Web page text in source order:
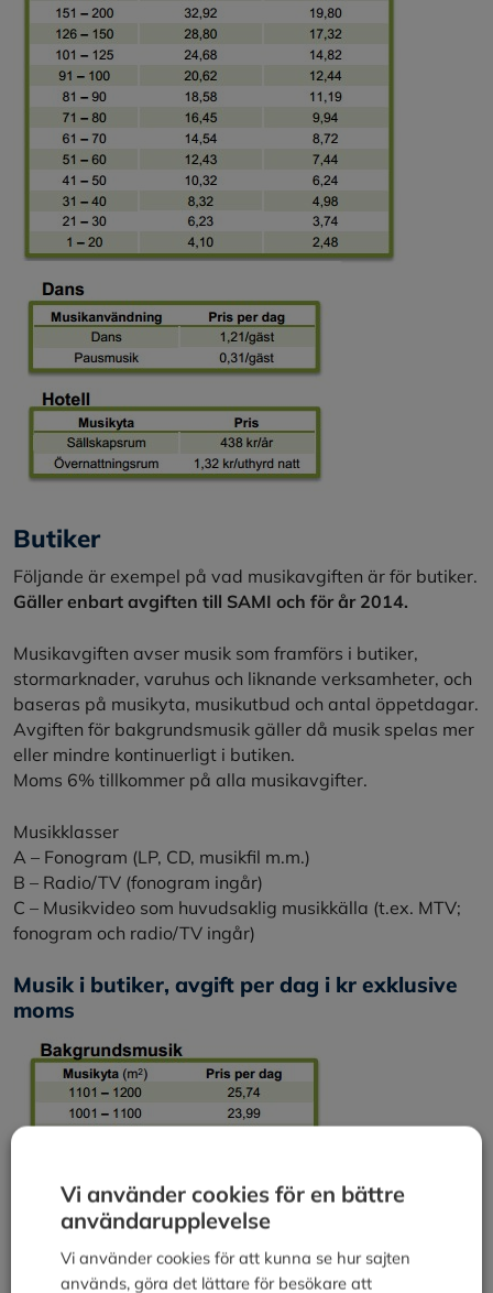
Butiker
Följande är exempel på vad musikavgiften är för butiker.
Gäller enbart avgiften till SAMI och för år 2014.
Musikavgiften avser musik som framförs i butiker,
stormarknader, varuhus och liknande verksamheter, och
baseras på musikyta, musikutbud och antal öppetdagar.
Avgiften för bakgrundsmusik gäller då musik spelas mer
eller mindre kontinuerligt i butiken.
Moms 6% tillkommer på alla musikavgifter.
Musikklasser
A – Fonogram (LP, CD, musikfil m.m.)
B – Radio/TV (fonogram ingår)
C – Musikvideo som huvudsaklig musikkälla (t.ex. MTV;
fonogram och radio/TV ingår)
Musik i butiker, avgift per dag i kr exklusive
moms
Vi använder cookies för en bättre
användarupplevelse
Vi använder cookies för att kunna se hur sajten
används, göra det lättare för besökare att